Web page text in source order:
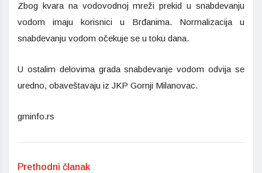
Zbog kvara na vodovodnoj mreži prekid u snabdevanju
vodom imaju korisnici u Brđanima. Normalizacija u
snabdevanju vodom očekuje se u toku dana.
U ostalim delovima grada snabdevanje vodom odvija se
uredno, obaveštavaju iz JKP Gornji Milanovac.
gminfo.rs
Prethodni članak